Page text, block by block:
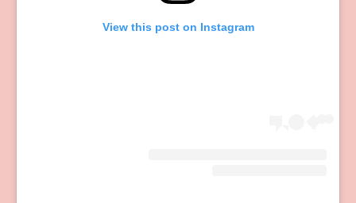
View this post on Instagram